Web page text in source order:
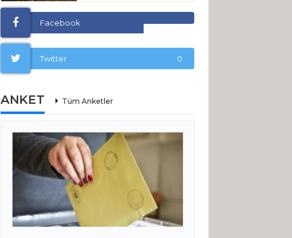
Facebook
Twitter 0
ANKET Tüm Anketler